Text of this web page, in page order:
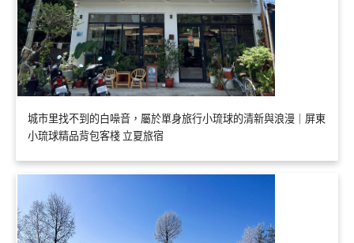
城市里找不到的白噪音，屬於單身旅行小琉球的清新與浪漫｜屏東
小琉球精品背包客棧 立夏旅宿